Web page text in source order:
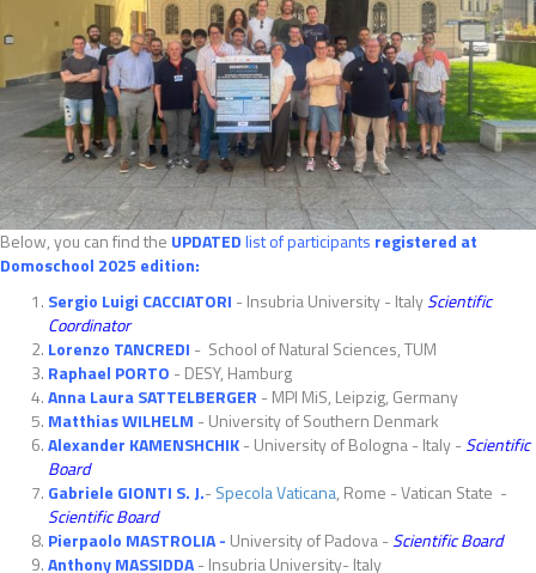
Below, you can find the UPDATEDlist of participants registered at
Domoschool 2025 edition:
Sergio Luigi CACCIATORI - Insubria University - ItalyScientific
Coordinator
Lorenzo TANCREDI - School of Natural Sciences, TUM
Raphael PORTO - DESY, Hamburg
Anna Laura SATTELBERGER - MPI MiS, Leipzig, Germany
Matthias WILHELM - University of Southern Denmark
Alexander KAMENSHCHIK- University of Bologna - Italy - Scientific
Board
Gabriele GIONTI S. J.- Specola Vaticana, Rome - Vatican State -
Scientific Board
Pierpaolo MASTROLIA - University of Padova - Scientific Board
Anthony MASSIDDA- Insubria University- Italy